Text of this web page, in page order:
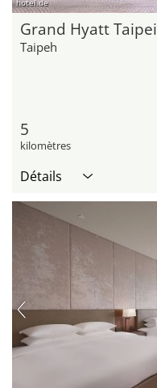
Grand Hyatt Taipei
Taipeh
5
kilomètres
Détails